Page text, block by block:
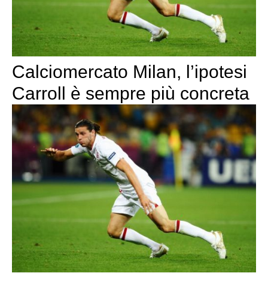
Calciomercato Milan, l’ipotesi
Carroll è sempre più concreta